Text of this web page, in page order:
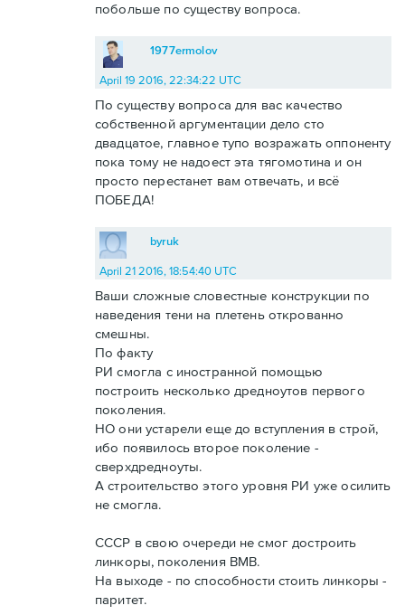
побольше по существу вопроса.
1977ermolov
April 19 2016, 22:34:22 UTC
По существу вопроса для вас качество
собственной аргументации дело сто
двадцатое, главное тупо возражать оппоненту
пока тому не надоест эта тягомотина и он
просто перестанет вам отвечать, и всё
ПОБЕДА!
byruk
April 21 2016, 18:54:40 UTC
Ваши сложные словестные конструкции по
наведения тени на плетень открованно
смешны.
По факту
РИ смогла с иностранной помощью
построить несколько дредноутов первого
поколения.
НО они устарели еще до вступления в строй,
ибо появилось второе поколение -
сверхдредноуты.
А строительство этого уровня РИ уже осилить
не смогла.
СССР в свою очереди не смог достроить
линкоры, поколения ВМВ.
На выходе - по способности стоить линкоры -
паритет.